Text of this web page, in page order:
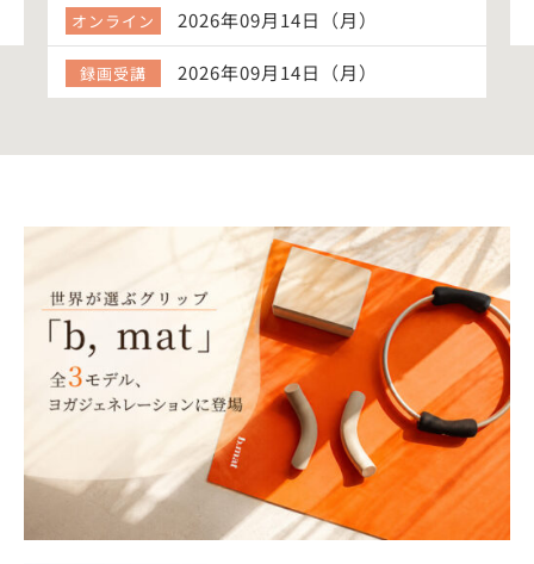
オンライン 2026年09月14日（月）
録画受講 2026年09月14日（月）